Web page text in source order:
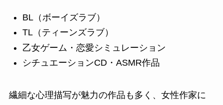
BL（ボーイズラブ）
TL（ティーンズラブ）
乙女ゲーム・恋愛シミュレーション
シチュエーションCD・ASMR作品
繊細な心理描写が魅力の作品も多く、女性作家に